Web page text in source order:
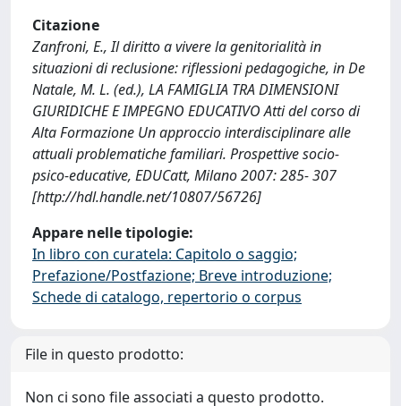
Citazione
Zanfroni, E., Il diritto a vivere la genitorialità in
situazioni di reclusione: riflessioni pedagogiche, in De
Natale, M. L. (ed.), LA FAMIGLIA TRA DIMENSIONI
GIURIDICHE E IMPEGNO EDUCATIVO Atti del corso di
Alta Formazione Un approccio interdisciplinare alle
attuali problematiche familiari. Prospettive socio-
psico-educative, EDUCatt, Milano 2007: 285- 307
[http://hdl.handle.net/10807/56726]
Appare nelle tipologie:
In libro con curatela: Capitolo o saggio;
Prefazione/Postfazione; Breve introduzione;
Schede di catalogo, repertorio o corpus
File in questo prodotto:
Non ci sono file associati a questo prodotto.